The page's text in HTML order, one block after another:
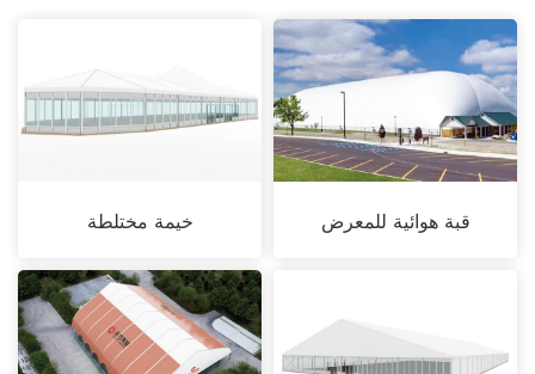
خيمة مختلطة قبة هوائية للمعرض